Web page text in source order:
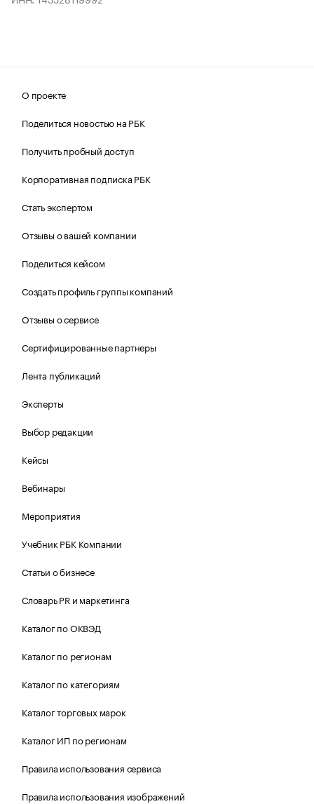
О проекте
Поделиться новостью на РБК
Получить пробный доступ
Корпоративная подписка РБК
Стать экспертом
Отзывы о вашей компании
Поделиться кейсом
Создать профиль группы компаний
Отзывы о сервисе
Сертифицированные партнеры
Лента публикаций
Эксперты
Выбор редакции
Кейсы
Вебинары
Мероприятия
Учебник РБК Компании
Статьи о бизнесе
Словарь PR и маркетинга
Каталог по ОКВЭД
Каталог по регионам
Каталог по категориям
Каталог торговых марок
Каталог ИП по регионам
Правила использования сервиса
Правила использования изображений